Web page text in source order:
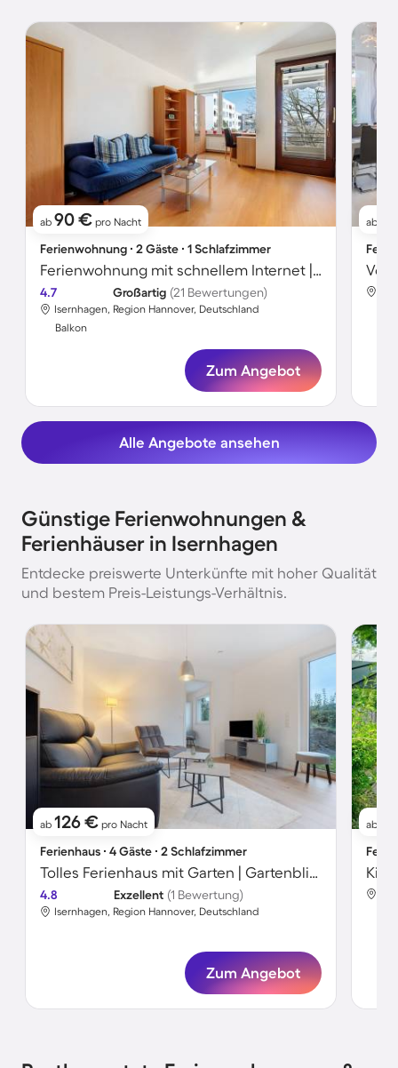
ab 90 € pro Nacht
Ferienwohnung ∙ 2 Gäste ∙ 1 Schlafzimmer
Ferienwohnung mit schnellem Internet | Gartenblick | Perfekt für die Arbeit von Zuhause
4.7 Großartig (21 Bewertungen)
Isernhagen, Region Hannover, Deutschland
Balkon
Zum Angebot
ab
Alle Angebote ansehen
Günstige Ferienwohnungen &
Ferienhäuser in Isernhagen
Entdecke preiswerte Unterkünfte mit hoher Qualität
und bestem Preis-Leistungs-Verhältnis.
ab 126 € pro Nacht
Ferienhaus ∙ 4 Gäste ∙ 2 Schlafzimmer
Tolles Ferienhaus mit Garten | Gartenblick
4.8 Exzellent (1 Bewertung)
Isernhagen, Region Hannover, Deutschland
Zum Angebot
ab